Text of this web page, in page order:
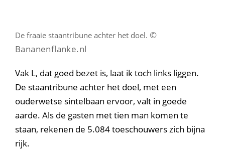
De fraaie staantribune achter het doel. ©
Bananenflanke.nl
Vak L, dat goed bezet is, laat ik toch links liggen.
De staantribune achter het doel, met een
ouderwetse sintelbaan ervoor, valt in goede
aarde. Als de gasten met tien man komen te
staan, rekenen de 5.084 toeschouwers zich bijna
rijk.